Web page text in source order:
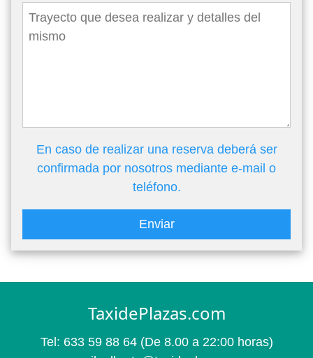
En caso de realizar una reserva deberá ser
confirmada por nosotros mediante e-mail o
teléfono.
Enviar
TaxidePlazas.com
Tel: 633 59 88 64 (De 8.00 a 22:00 horas)